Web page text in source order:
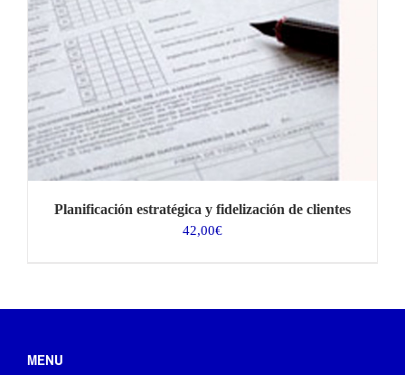
Planificación estratégica y fidelización de clientes
42,00€
MENU